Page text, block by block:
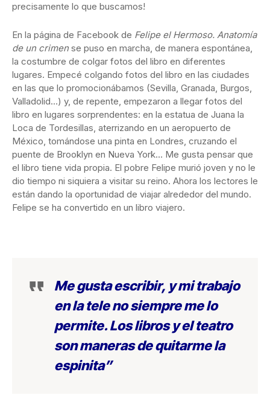
precisamente lo que buscamos!
En la página de Facebook de Felipe el Hermoso. Anatomía
de un crimen se puso en marcha, de manera espontánea,
la costumbre de colgar fotos del libro en diferentes
lugares. Empecé colgando fotos del libro en las ciudades
en las que lo promocionábamos (Sevilla, Granada, Burgos,
Valladolid…) y, de repente, empezaron a llegar fotos del
libro en lugares sorprendentes: en la estatua de Juana la
Loca de Tordesillas, aterrizando en un aeropuerto de
México, tomándose una pinta en Londres, cruzando el
puente de Brooklyn en Nueva York… Me gusta pensar que
el libro tiene vida propia. El pobre Felipe murió joven y no le
dio tiempo ni siquiera a visitar su reino. Ahora los lectores le
están dando la oportunidad de viajar alrededor del mundo.
Felipe se ha convertido en un libro viajero.
Me gusta escribir, y mi trabajo
en la tele no siempre me lo
permite. Los libros y el teatro
son maneras de quitarme la
espinita”